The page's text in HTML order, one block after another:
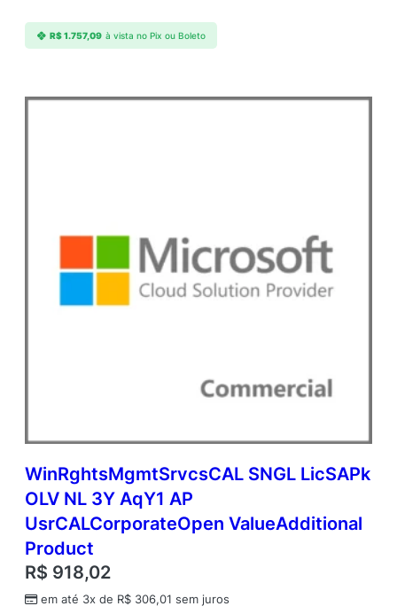
R$1.757,09 à vista no Pix ou Boleto
WinRghtsMgmtSrvcsCAL SNGL LicSAPk
OLV NL 3Y AqY1 AP
UsrCALCorporateOpen ValueAdditional
Product
R$ 918,02
em até 3x de R$ 306,01 sem juros